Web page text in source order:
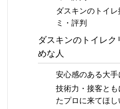
ダスキンのトイ
ミ・評判
ダスキンのトイレ
めな人
安心感のある大手
技術力・接客と
たプロに来てほし